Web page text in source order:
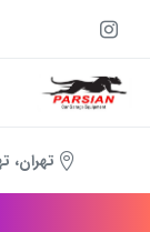
تهران،